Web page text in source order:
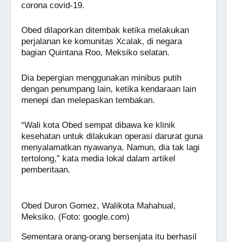
corona covid-19.
Obed dilaporkan ditembak ketika melakukan
perjalanan ke komunitas Xcalak, di negara
bagian Quintana Roo, Meksiko selatan.
Dia bepergian menggunakan minibus putih
dengan penumpang lain, ketika kendaraan lain
menepi dan melepaskan tembakan.
“Wali kota Obed sempat dibawa ke klinik
kesehatan untuk dilakukan operasi darurat guna
menyalamatkan nyawanya. Namun, dia tak lagi
tertolong,” kata media lokal dalam artikel
pemberitaan.
Obed Duron Gomez, Walikota Mahahual,
Meksiko. (Foto: google.com)
Sementara orang-orang bersenjata itu berhasil